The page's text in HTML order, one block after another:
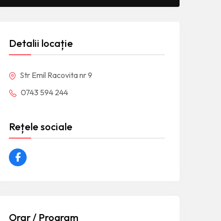
Detalii locație
Str Emil Racovita nr 9
0743 594 244
Rețele sociale
Orar / Program